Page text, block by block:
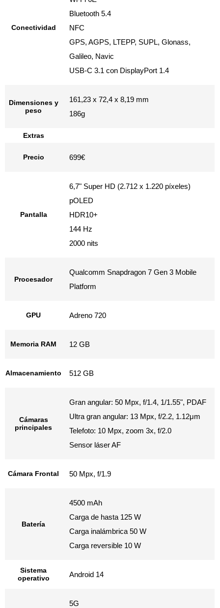
Conectividad
Bluetooth 5.4
NFC
GPS, AGPS, LTEPP, SUPL, Glonass,
Galileo, Navic
USB-C 3.1 con DisplayPort 1.4
Dimensiones y
peso
161,23 x 72,4 x 8,19 mm
186g
Extras
Precio 699€
Pantalla
6,7" Super HD (2.712 x 1.220 píxeles)
pOLED
HDR10+
144 Hz
2000 nits
Procesador
Qualcomm Snapdragon 7 Gen 3 Mobile
Platform
GPU Adreno 720
Memoria RAM 12 GB
Almacenamiento 512 GB
Cámaras
principales
Gran angular: 50 Mpx, f/1.4, 1/1.55", PDAF
Ultra gran angular: 13 Mpx, f/2.2, 1.12μm
Telefoto: 10 Mpx, zoom 3x, f/2.0
Sensor láser AF
Cámara Frontal 50 Mpx, f/1.9
Batería
4500 mAh
Carga de hasta 125 W
Carga inalámbrica 50 W
Carga reversible 10 W
Sistema
operativo
Android 14
5G